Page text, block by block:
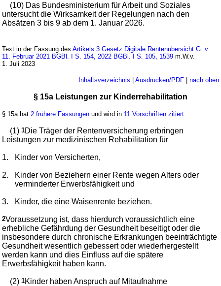
(10) Das Bundesministerium für Arbeit und Soziales
untersucht die Wirksamkeit der Regelungen nach den
Absätzen 3 bis 9 ab dem 1. Januar 2026.
Text in der Fassung desArtikels 3 Gesetz Digitale Rentenübersicht G. v.
11. Februar 2021 BGBl. I S. 154, 2022 BGBl. I S. 105, 1539 m.W.v.
1. Juli 2023
Inhaltsverzeichnis Ausdrucken/PDF| nach oben
§ 15a Leistungen zur Kinderrehabilitation
§ 15a hat 2 frühere Fassungen und wird in 11 Vorschriften zitiert
(1)1Die Träger der Rentenversicherung erbringen
Leistungen zur medizinischen Rehabilitation für
1. Kinder von Versicherten,
2.
Kinder von Beziehern einer Rente wegen Alters oder
verminderter Erwerbsfähigkeit und
3. Kinder, die eine Waisenrente beziehen.
2Voraussetzung ist, dass hierdurch voraussichtlich eine
erhebliche Gefährdung der Gesundheit beseitigt oder die
insbesondere durch chronische Erkrankungen beeinträchtigte
Gesundheit wesentlich gebessert oder wiederhergestellt
werden kann und dies Einfluss auf die spätere
Erwerbsfähigkeit haben kann.
(2)1Kinder haben Anspruch auf Mitaufnahme